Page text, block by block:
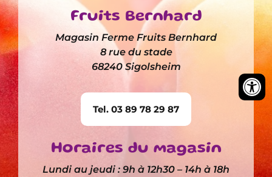
Fruits Bernhard
Magasin Ferme Fruits Bernhard
8 rue du stade
68240 Sigolsheim
Tel. 03 89 78 29 87
Horaires du magasin
Lundi au jeudi : 9h à 12h30 – 14h à 18h